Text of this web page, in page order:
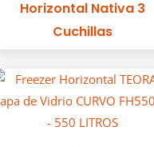
Horizontal Nativa 3
Cuchillas